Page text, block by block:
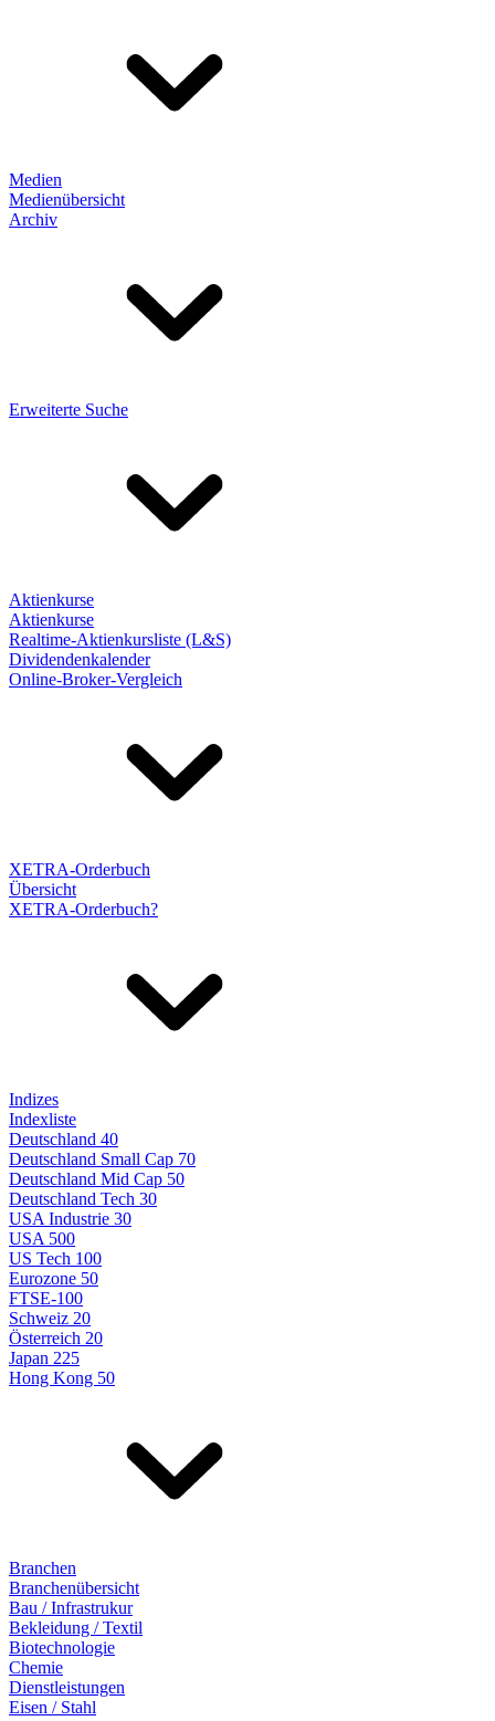
Medien
Medienübersicht
Archiv
Erweiterte Suche
Aktienkurse
Aktienkurse
Realtime-Aktienkursliste (L&S)
Dividendenkalender
Online-Broker-Vergleich
XETRA-Orderbuch
Übersicht
XETRA-Orderbuch?
Indizes
Indexliste
Deutschland 40
Deutschland Small Cap 70
Deutschland Mid Cap 50
Deutschland Tech 30
USA Industrie 30
USA 500
US Tech 100
Eurozone 50
FTSE-100
Schweiz 20
Österreich 20
Japan 225
Hong Kong 50
Branchen
Branchenübersicht
Bau / Infrastrukur
Bekleidung / Textil
Biotechnologie
Chemie
Dienstleistungen
Eisen / Stahl